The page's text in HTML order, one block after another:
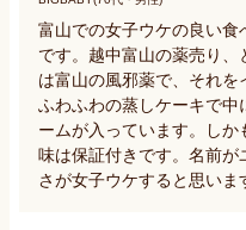
富山での女子ウケの良い食
です。越中富山の薬売り
は富山の風邪薬で、それ
ふわふわの蒸しケーキで中
ームが入っています。しか
味は保証付きです。名前
さが女子ウケすると思いま